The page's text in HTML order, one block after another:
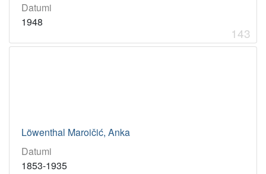
Datumi
1948
143
Löwenthal Maroičić, Anka
Datumi
1853-1935